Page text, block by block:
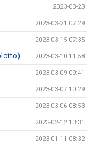
2023-03-23
2023-03-21 07:29
2023-03-15 07:35
2023-03-10 11:58
2023-03-09 09:41
2023-03-07 10:29
2023-03-06 08:53
2023-02-12 13:31
2023-01-11 08:32